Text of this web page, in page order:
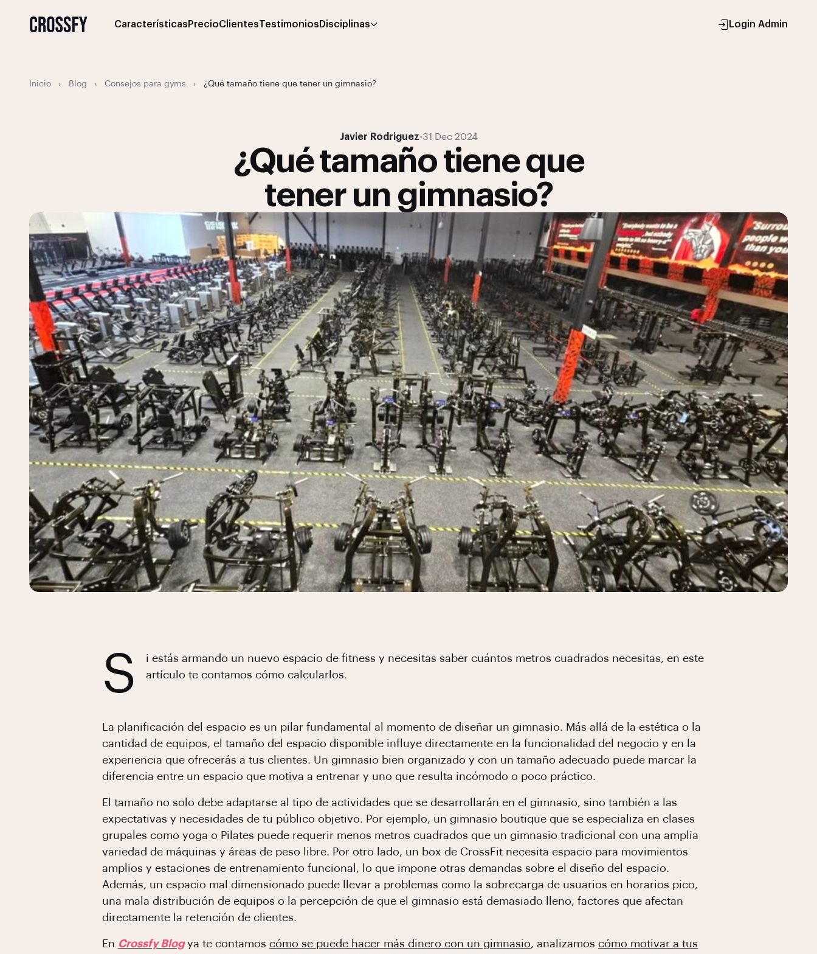
Características PrecioClientesTestimonios Disciplinas Login Admin
Inicio › Blog › Consejos para gyms › ¿Qué tamaño tiene que tener un gimnasio?
Javier Rodriguez•31 Dec 2024
¿Qué tamaño tiene que
tener un gimnasio?
S
i estás armando un nuevo espacio de fitness y necesitas saber cuántos metros cuadrados necesitas, en este
artículo te contamos cómo calcularlos.
La planificación del espacio es un pilar fundamental al momento de diseñar un gimnasio. Más allá de la estética o la
cantidad de equipos, el tamaño del espacio disponible influye directamente en la funcionalidad del negocio y en la
experiencia que ofrecerás a tus clientes. Un gimnasio bien organizado y con un tamaño adecuado puede marcar la
diferencia entre un espacio que motiva a entrenar y uno que resulta incómodo o poco práctico.
El tamaño no solo debe adaptarse al tipo de actividades que se desarrollarán en el gimnasio, sino también a las
expectativas y necesidades de tu público objetivo. Por ejemplo, un gimnasio boutique que se especializa en clases
grupales como yoga o Pilates puede requerir menos metros cuadrados que un gimnasio tradicional con una amplia
variedad de máquinas y áreas de peso libre. Por otro lado, un box de CrossFit necesita espacio para movimientos
amplios y estaciones de entrenamiento funcional, lo que impone otras demandas sobre el diseño del espacio.
Además, un espacio mal dimensionado puede llevar a problemas como la sobrecarga de usuarios en horarios pico,
una mala distribución de equipos o la percepción de que el gimnasio está demasiado lleno, factores que afectan
directamente la retención de clientes.
En Crossfy Blogya te contamos cómo se puede hacer más dinero con un gimnasio, analizamos cómo motivar a tus